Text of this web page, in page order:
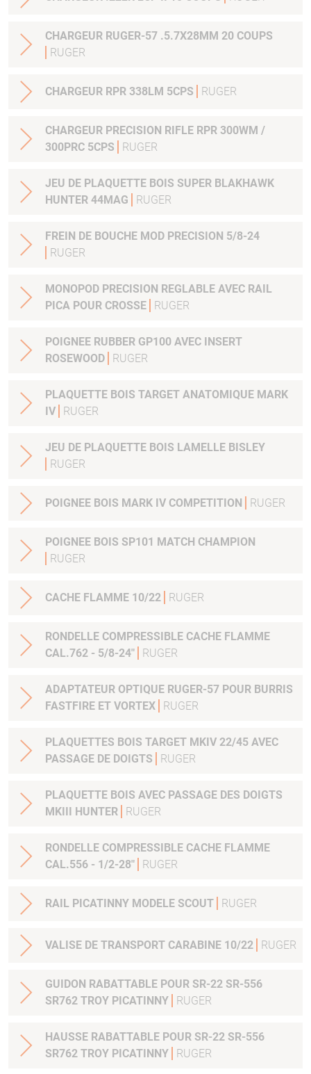
CHARGEUR RUGER-57 .5.7X28MM 20 COUPS
RUGER
CHARGEUR RPR 338LM 5CPS RUGER
CHARGEUR PRECISION RIFLE RPR 300WM /
300PRC 5CPS
RUGER
JEU DE PLAQUETTE BOIS SUPER BLAKHAWK
HUNTER 44MAG
RUGER
FREIN DE BOUCHE MOD PRECISION 5/8-24
RUGER
MONOPOD PRECISION REGLABLE AVEC RAIL
PICA POUR CROSSE
RUGER
POIGNEE RUBBER GP100 AVEC INSERT
ROSEWOOD
RUGER
PLAQUETTE BOIS TARGET ANATOMIQUE MARK
IV
RUGER
JEU DE PLAQUETTE BOIS LAMELLE BISLEY
RUGER
POIGNEE BOIS MARK IV COMPETITION RUGER
POIGNEE BOIS SP101 MATCH CHAMPION
RUGER
CACHE FLAMME 10/22 RUGER
RONDELLE COMPRESSIBLE CACHE FLAMME
CAL.762 - 5/8-24"
RUGER
ADAPTATEUR OPTIQUE RUGER-57 POUR BURRIS
FASTFIRE ET VORTEX
RUGER
PLAQUETTES BOIS TARGET MKIV 22/45 AVEC
PASSAGE DE DOIGTS
RUGER
PLAQUETTE BOIS AVEC PASSAGE DES DOIGTS
MKIII HUNTER
RUGER
RONDELLE COMPRESSIBLE CACHE FLAMME
CAL.556 - 1/2-28"
RUGER
RAIL PICATINNY MODELE SCOUT RUGER
VALISE DE TRANSPORT CARABINE 10/22 RUGER
GUIDON RABATTABLE POUR SR-22 SR-556
SR762 TROY PICATINNY
RUGER
HAUSSE RABATTABLE POUR SR-22 SR-556
SR762 TROY PICATINNY
RUGER